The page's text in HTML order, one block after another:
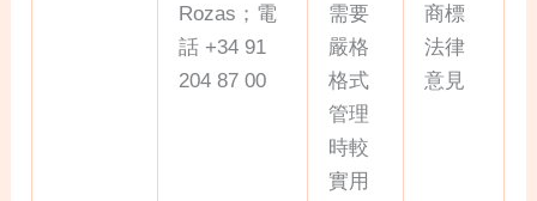
Rozas；電
話 +34 91
204 87 00
需要
嚴格
格式
管理
時較
實用
商標
法律
意見